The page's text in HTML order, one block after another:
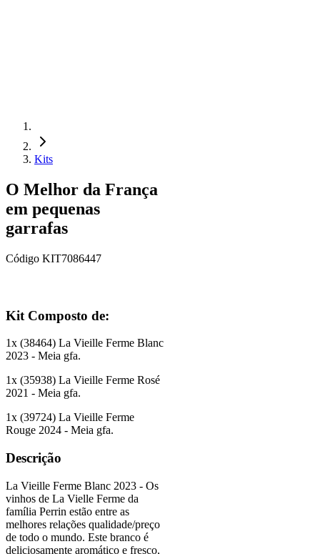
Kits
O Melhor da França
em pequenas
garrafas
Código KIT7086447
Kit Composto de:
1x (38464) La Vieille Ferme Blanc
2023 - Meia gfa.
1x (35938) La Vieille Ferme Rosé
2021 - Meia gfa.
1x (39724) La Vieille Ferme
Rouge 2024 - Meia gfa.
Descrição
La Vieille Ferme Blanc 2023 - Os
vinhos de La Vielle Ferme da
família Perrin estão entre as
melhores relações qualidade/preço
de todo o mundo. Este branco é
deliciosamente aromático e fresco,